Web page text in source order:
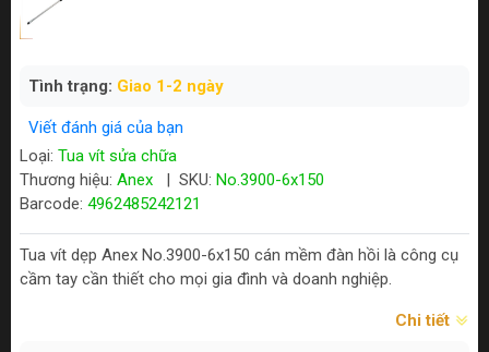
Tình trạng: Giao 1-2 ngày
Viết đánh giá của bạn
Loại: Tua vít sửa chữa
Thương hiệu: Anex SKU: No.3900-6x150
Barcode: 4962485242121
Tua vít dẹp Anex No.3900-6x150 cán mềm đàn hồi là công cụ
cầm tay cần thiết cho mọi gia đình và doanh nghiệp.
Chi tiết